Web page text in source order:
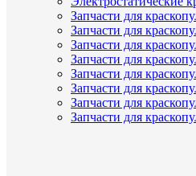
Запчасти для
Запчасти для
Запчасти для
Запчасти для
Запчасти для
Запчасти для
Запчасти для
Запчасти для